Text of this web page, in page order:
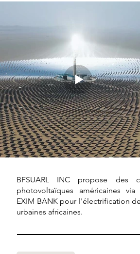
BFSUARL INC propose des
photovoltaïques américaines
EXIM BANK pour l'électrification
urbaines africaines.